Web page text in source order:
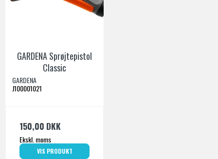
GARDENA Sprøjtepistol
Classic
GARDENA
J100001021
150,00 DKK
Ekskl. moms
VIS PRODUKT